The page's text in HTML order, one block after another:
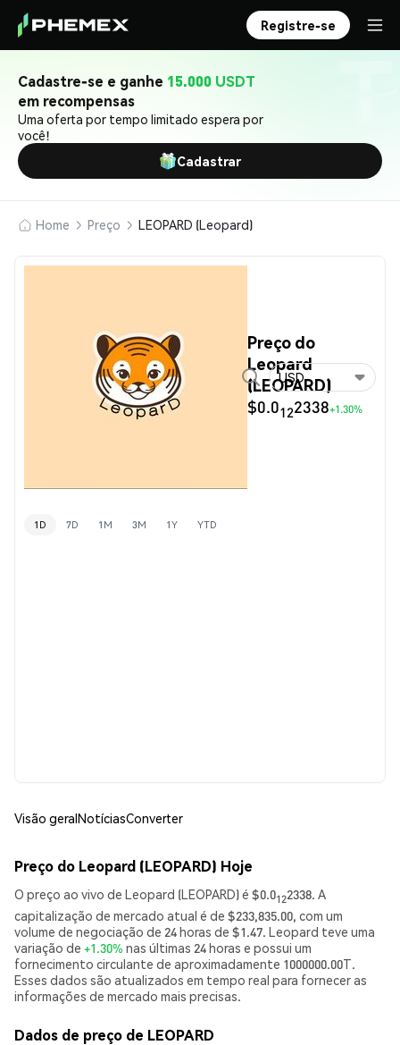
Registre-se
Cadastre-se e ganhe 15.000 USDT
em recompensas
Uma oferta por tempo limitado espera por
você!
Cadastrar
Home Preço LEOPARD (Leopard)
Preço do
Leopard
(LEOPARD)
$0.0122338+1.30%
USD
1D 7D 1M 3M 1Y YTD
Visão geralNotíciasConverter
Preço do Leopard (LEOPARD) Hoje
O preço ao vivo de Leopard (LEOPARD) é $0.0122338. A
capitalização de mercado atual é de $233,835.00, com um
volume de negociação de 24 horas de $1.47. Leopard teve uma
variação de +1.30% nas últimas 24 horas e possui um
fornecimento circulante de aproximadamente 1000000.00T.
Esses dados são atualizados em tempo real para fornecer as
informações de mercado mais precisas.
Dados de preço de LEOPARD